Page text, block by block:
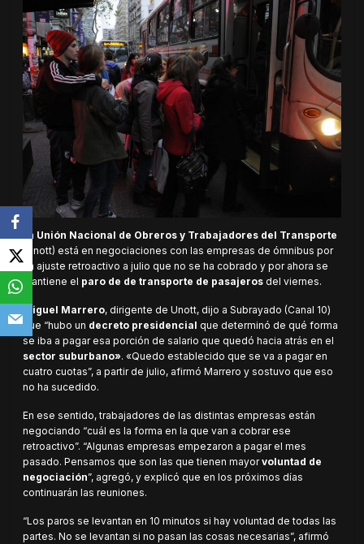
La Unión Nacional de Obreros y Trabajadores del Transporte
(Unott) está en negociaciones con las empresas de ómnibus por
un ajuste retroactivo a julio que no se ha cobrado y por ahora se
mantiene el paro de de transporte de pasajeros del viernes.
Miguel Marrero, dirigente de Unott, dijo a Subrayado (Canal 10)
que “hubo un decreto presidencial que determinó de qué forma
se iba a pagar esa porción de salario que quedó hacia atrás en el
sector suburbano». «Quedo establecido que se va a pagar en
cuatro cuotas”, a partir de julio, afirmó Marrero y sostuvo que eso
no ha sucedido.
En ese sentido, trabajadores de las distintas empresas están
negociando “cuál es la forma en la que van a cobrar ese
retroactivo”. “Algunas empresas empezaron a pagar el mes
pasado. Pensamos que son las que tienen mayorvoluntad de
negociación”, agregó, y explicó que en los próximos días
continuarán las reuniones.
“Los paros se levantan en 10 minutos si hay voluntad de todas las
partes. No se levantan si no pasan las cosas necesarias”, afirmó